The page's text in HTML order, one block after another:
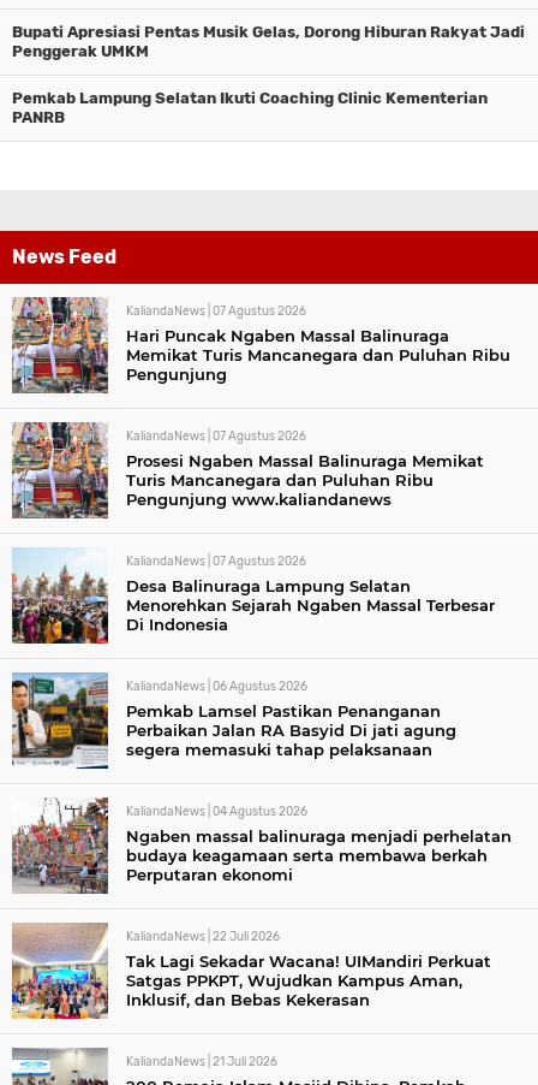
Bupati Apresiasi Pentas Musik Gelas, Dorong Hiburan Rakyat Jadi
Penggerak UMKM
Pemkab Lampung Selatan Ikuti Coaching Clinic Kementerian
PANRB
News Feed
KaliandaNews | 07 Agustus 2026
Hari Puncak Ngaben Massal Balinuraga
Memikat Turis Mancanegara dan Puluhan Ribu
Pengunjung
KaliandaNews | 07 Agustus 2026
Prosesi Ngaben Massal Balinuraga Memikat
Turis Mancanegara dan Puluhan Ribu
Pengunjung www.kaliandanews
KaliandaNews | 07 Agustus 2026
Desa Balinuraga Lampung Selatan
Menorehkan Sejarah Ngaben Massal Terbesar
Di Indonesia
KaliandaNews | 06 Agustus 2026
Pemkab Lamsel Pastikan Penanganan
Perbaikan Jalan RA Basyid Di jati agung
segera memasuki tahap pelaksanaan
KaliandaNews | 04 Agustus 2026
Ngaben massal balinuraga menjadi perhelatan
budaya keagamaan serta membawa berkah
Perputaran ekonomi
KaliandaNews | 22 Juli 2026
Tak Lagi Sekadar Wacana! UIMandiri Perkuat
Satgas PPKPT, Wujudkan Kampus Aman,
Inklusif, dan Bebas Kekerasan
KaliandaNews | 21 Juli 2026